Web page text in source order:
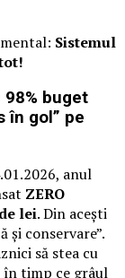
Sistemul
buget
în gol” pe
anul
ZERO
lei. Din acești
și conservare”.
să stea cu
în timp ce grâul